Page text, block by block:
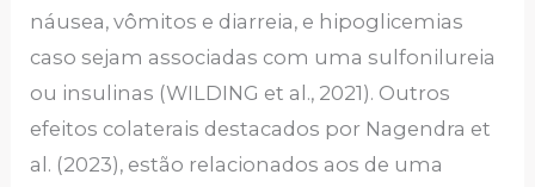
náusea, vômitos e diarreia, e hipoglicemias
caso sejam associadas com uma sulfonilureia
ou insulinas (WILDING et al., 2021). Outros
efeitos colaterais destacados por Nagendra et
al. (2023), estão relacionados aos de uma